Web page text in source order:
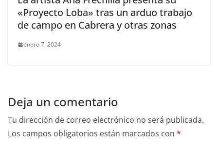
«Proyecto Loba» tras un arduo trabajo
de campo en Cabrera y otras zonas
enero 7, 2024
Deja un comentario
Tu dirección de correo electrónico no será publicada.
Los campos obligatorios están marcados con *